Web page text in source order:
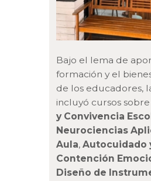
Bajo el lema de
formación y el
de los educadores,
incluyó cursos sobre
y Convivencia
Neurociencias
Aula,Autocuidado
Contención
Diseño de